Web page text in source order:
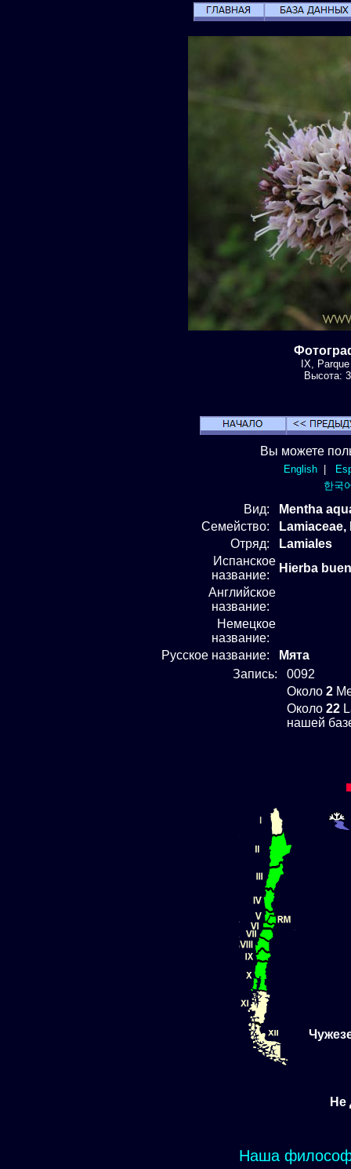
IX,
Высота:
Вы можете
English|
한국
Вид:
Mentha
Семейство:
Отряд:
Lamiales
Испанское
название:
Hierba
Английское
название:
Немецкое
название:
Русское название:
Мята
Запись:
0092
Около 2
Около 22
нашей
Не
Наша